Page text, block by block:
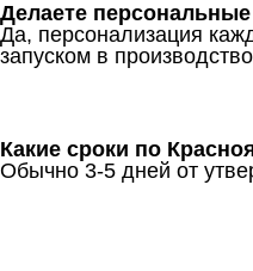
Делаете
Да, персонализация
запуском в
Какие сроки по
Обычно 3-5 дней от